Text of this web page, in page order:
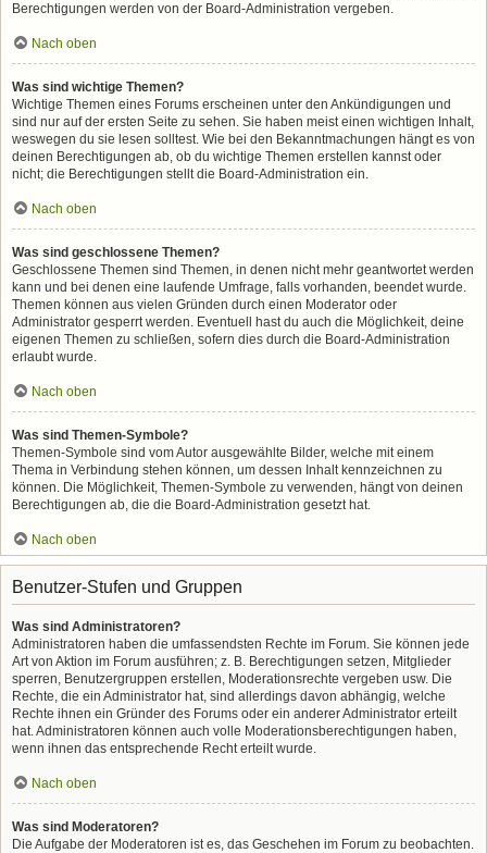
Berechtigungen werden von der Board-Administration vergeben.
Nach oben
Was sind wichtige Themen?
Wichtige Themen eines Forums erscheinen unter den Ankündigungen und
sind nur auf der ersten Seite zu sehen. Sie haben meist einen wichtigen Inhalt,
weswegen du sie lesen solltest. Wie bei den Bekanntmachungen hängt es von
deinen Berechtigungen ab, ob du wichtige Themen erstellen kannst oder
nicht; die Berechtigungen stellt die Board-Administration ein.
Nach oben
Was sind geschlossene Themen?
Geschlossene Themen sind Themen, in denen nicht mehr geantwortet werden
kann und bei denen eine laufende Umfrage, falls vorhanden, beendet wurde.
Themen können aus vielen Gründen durch einen Moderator oder
Administrator gesperrt werden. Eventuell hast du auch die Möglichkeit, deine
eigenen Themen zu schließen, sofern dies durch die Board-Administration
erlaubt wurde.
Nach oben
Was sind Themen-Symbole?
Themen-Symbole sind vom Autor ausgewählte Bilder, welche mit einem
Thema in Verbindung stehen können, um dessen Inhalt kennzeichnen zu
können. Die Möglichkeit, Themen-Symbole zu verwenden, hängt von deinen
Berechtigungen ab, die die Board-Administration gesetzt hat.
Nach oben
Benutzer-Stufen und Gruppen
Was sind Administratoren?
Administratoren haben die umfassendsten Rechte im Forum. Sie können jede
Art von Aktion im Forum ausführen; z. B. Berechtigungen setzen, Mitglieder
sperren, Benutzergruppen erstellen, Moderationsrechte vergeben usw. Die
Rechte, die ein Administrator hat, sind allerdings davon abhängig, welche
Rechte ihnen ein Gründer des Forums oder ein anderer Administrator erteilt
hat. Administratoren können auch volle Moderationsberechtigungen haben,
wenn ihnen das entsprechende Recht erteilt wurde.
Nach oben
Was sind Moderatoren?
Die Aufgabe der Moderatoren ist es, das Geschehen im Forum zu beobachten.